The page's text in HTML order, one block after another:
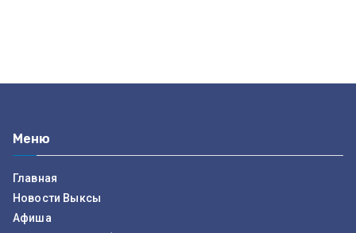
Меню
Главная
Новости Выксы
Афиша